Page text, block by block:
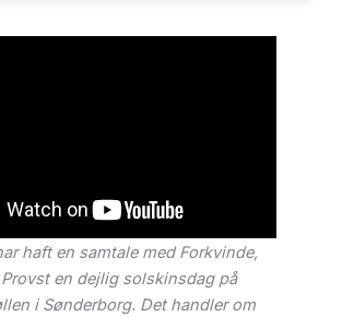
haft en samtale med Forkvinde,
en dejlig solskinsdag på
i Sønderborg. Det handler om